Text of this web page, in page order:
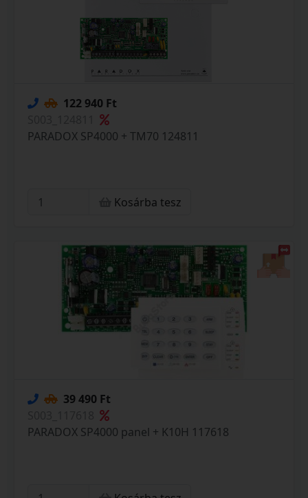
122 940 Ft
PARADOX SP4000 + TM70 124811
Kosárba tesz
39 490 Ft
PARADOX SP4000 panel + K10H 117618